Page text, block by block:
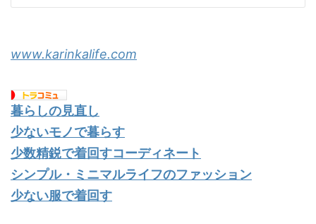
www.karinkalife.com
暮らしの見直し
少ないモノで暮らす
少数精鋭で着回すコーディネート
シンプル・ミニマルライフのファッション
少ない服で着回す